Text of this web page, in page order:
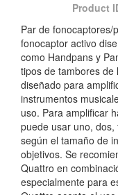
Product
Par de fonocaptores/
fonocaptor activo
como Handpans y
tipos de tambores
diseñado para
instrumentos
uso. Para amplificar
puede usar uno,
según el tamaño de
objetivos. Se
Quattro en
especialmente para